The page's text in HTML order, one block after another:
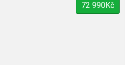
72 990Kč